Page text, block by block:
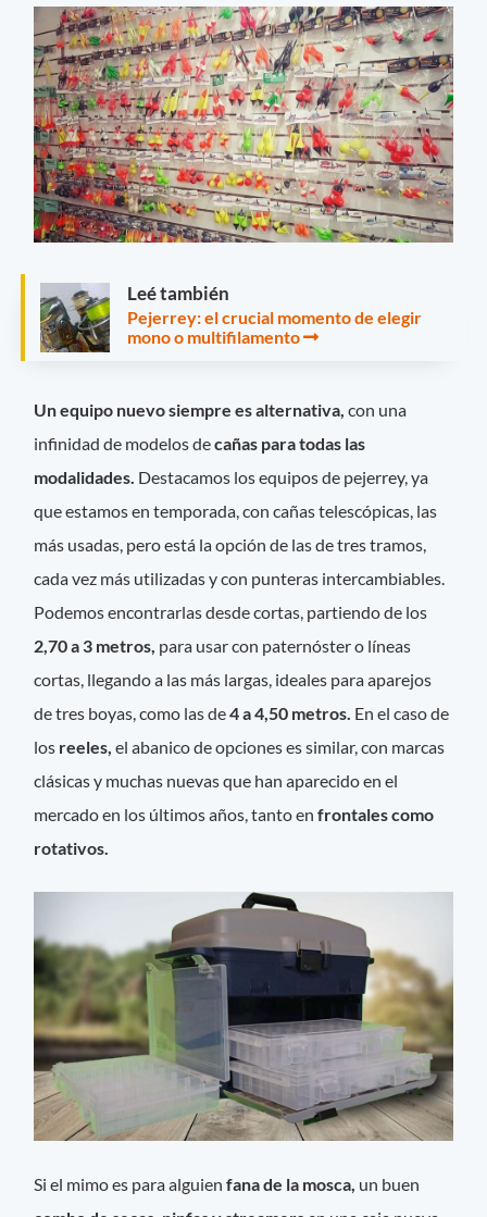
Leé también
Pejerrey: el crucial momento de elegir
mono o multifilamento
Un equipo nuevo siempre es alternativa, con una
infinidad de modelos decañas para todas las
modalidades. Destacamos los equipos de pejerrey, ya
que estamos en temporada, con cañas telescópicas, las
más usadas, pero está la opción de las de tres tramos,
cada vez más utilizadas y con punteras intercambiables.
Podemos encontrarlas desde cortas, partiendo de los
2,70 a 3 metros, para usar con paternóster o líneas
cortas, llegando a las más largas, ideales para aparejos
de tres boyas, como las de4 a 4,50 metros. En el caso de
los reeles,el abanico de opciones es similar, con marcas
clásicas y muchas nuevas que han aparecido en el
mercado en los últimos años, tanto en frontales como
rotativos.
Si el mimo es para alguienfana de la mosca, un buen